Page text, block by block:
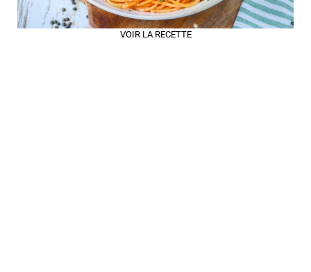
VOIR LA RECETTE